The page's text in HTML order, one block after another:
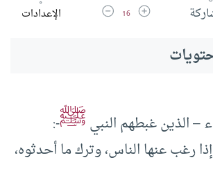
زيادة حجم الخط
16 تقليل حجم الخطالإعدادات
– الذين غبطهم النبيﷺ-:
رغب عنها الناس، وترك ما أحدثوه،